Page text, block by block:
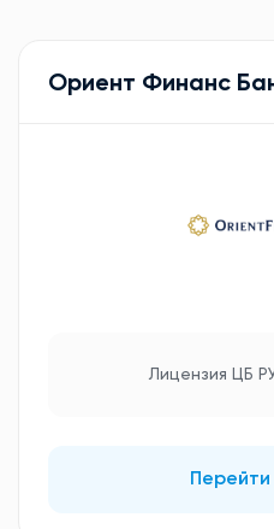
Ориент Финанс
Лицензия ЦБ